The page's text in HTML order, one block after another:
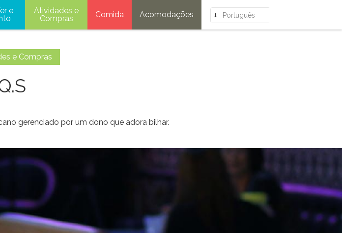
e
Atividades e
Compras
Comida Acomodações Português
e Compras
gerenciado por um dono que adora bilhar.